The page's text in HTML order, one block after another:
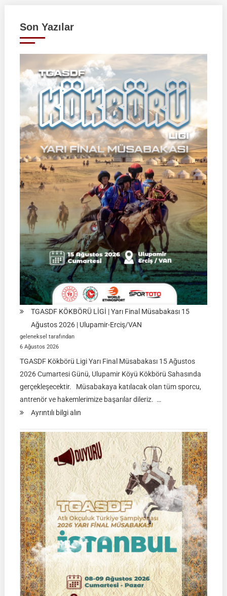
Son Yazılar
TGASDF KÖKBÖRÜ LİGİ | Yarı Final Müsabakası 15
Ağustos 2026 | Ulupamir-Erciş/VAN
geleneksel tarafından
6 Ağustos 2026
TGASDF Kökbörü Ligi Yarı Final Müsabakası 15 Ağustos
2026 Cumartesi Günü, Ulupamir Köyü Kökbörü Sahasında
gerçekleşecektir. Müsabakaya katılacak olan tüm sporcu,
antrenör ve hakemlerimize başarılar dileriz. …
Ayrıntılı bilgi alın:
KÖKBÖRÜ
LİGİ
|
Yarı
Final
Müsabakası
15
Ağustos
2026
|
Ulupamir-
Erciş/VAN